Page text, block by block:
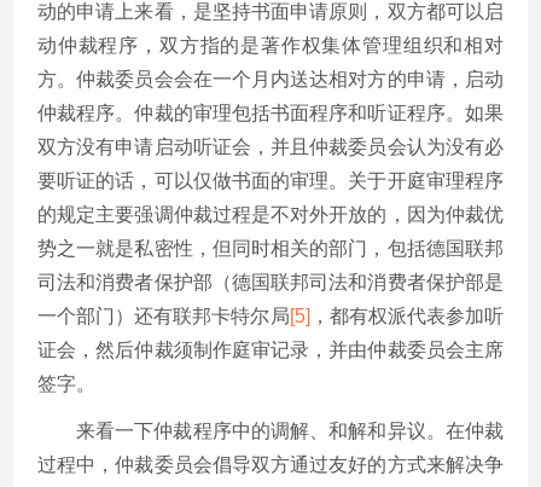
动的申请上来看，是坚持书面申请原则，双方都可以启
动仲裁程序，双方指的是著作权集体管理组织和相对
方。仲裁委员会会在一个月内送达相对方的申请，启动
仲裁程序。仲裁的审理包括书面程序和听证程序。如果
双方没有申请启动听证会，并且仲裁委员会认为没有必
要听证的话，可以仅做书面的审理。关于开庭审理程序
的规定主要强调仲裁过程是不对外开放的，因为仲裁优
势之一就是私密性，但同时相关的部门，包括德国联邦
司法和消费者保护部（德国联邦司法和消费者保护部是
一个部门）还有联邦卡特尔局[5] ，都有权派代表参加听
证会，然后仲裁须制作庭审记录，并由仲裁委员会主席
签字。
来看一下仲裁程序中的调解、和解和异议。在仲裁
过程中，仲裁委员会倡导双方通过友好的方式来解决争